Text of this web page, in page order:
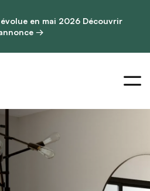
en mai 2026 Découvrir
→